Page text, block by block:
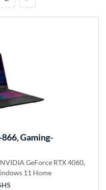
Gaming-
GeForce RTX 4060,
11 Home